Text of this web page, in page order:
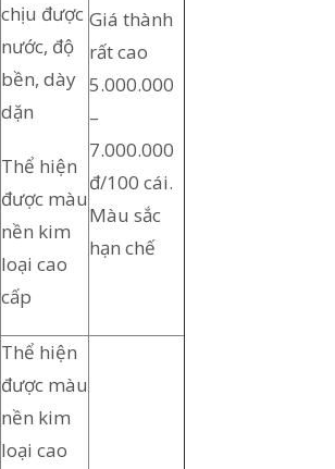
chịu được
nước, độ
bền, dày
dặn
Thể hiện
được màu
nền kim
loại cao
cấp
Giá thành
rất cao
5.000.000
–
7.000.000
đ/100 cái.
Màu sắc
hạn chế
Thể hiện
được màu
nền kim
loại cao